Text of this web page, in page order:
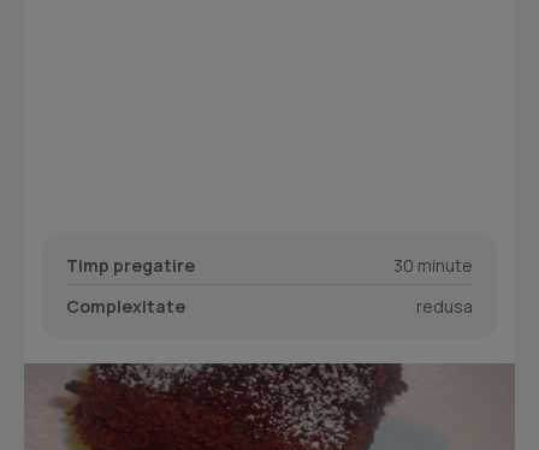
Timp pregatire
30 minute
Complexitate
redusa